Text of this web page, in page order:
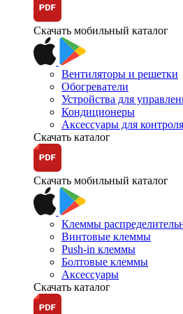
Скачать мобильный каталог
Вентиляторы и решетки
Обогреватели
Устройства для
Кондиционеры
Аксессуары для
Скачать каталог
Скачать мобильный каталог
Клеммы
Винтовые клеммы
Push-in клеммы
Болтовые клеммы
Аксессуары
Скачать каталог